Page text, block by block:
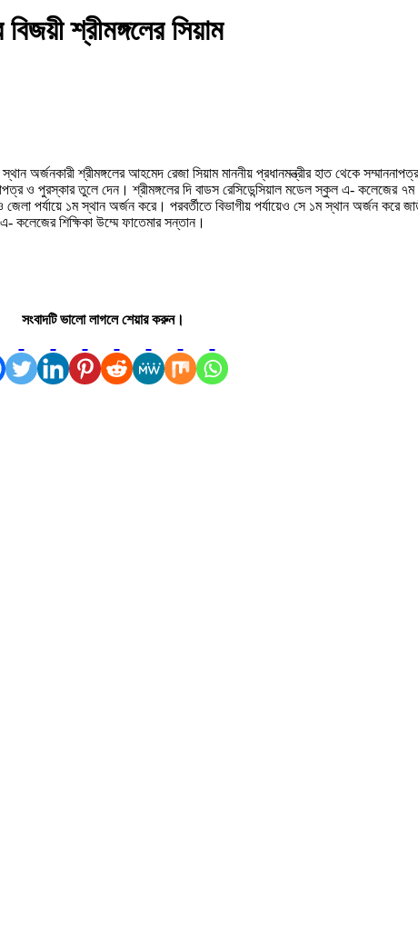
শ্রীমঙ্গলের সিয়াম
অর্জনকারী শ্রীমঙ্গলের আহমেদ রেজা সিয়াম মাননীয় প্রধানমন্ত্রীর হাত থেকে
ও পুরস্কার তুলে দেন। শ্রীমঙ্গলের দি বাডস রেসিডেন্সিয়াল মডেল স্কুল এ- কলেজের
পর্যায়ে ১ম স্থান অর্জন করে। পরবর্তীতে বিভাগীয় পর্যায়েও সে ১ম স্থান অর্জন করে
কলেজের শিক্ষিকা উম্মে ফাতেমার সন্তান।
সংবাদটি ভালো লাগলে শেয়ার করুন।